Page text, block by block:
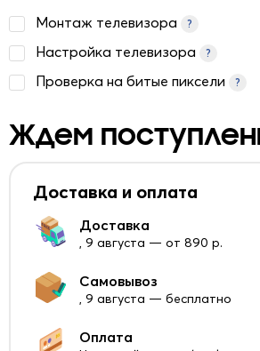
Монтаж телевизора ?
Настройка телевизора
?
Проверка на битые пиксели
?
Ждем
Доставка и оплата
Доставка
, 9 августа — от 890 р.
Самовывоз
, 9 августа — бесплатно
Оплата